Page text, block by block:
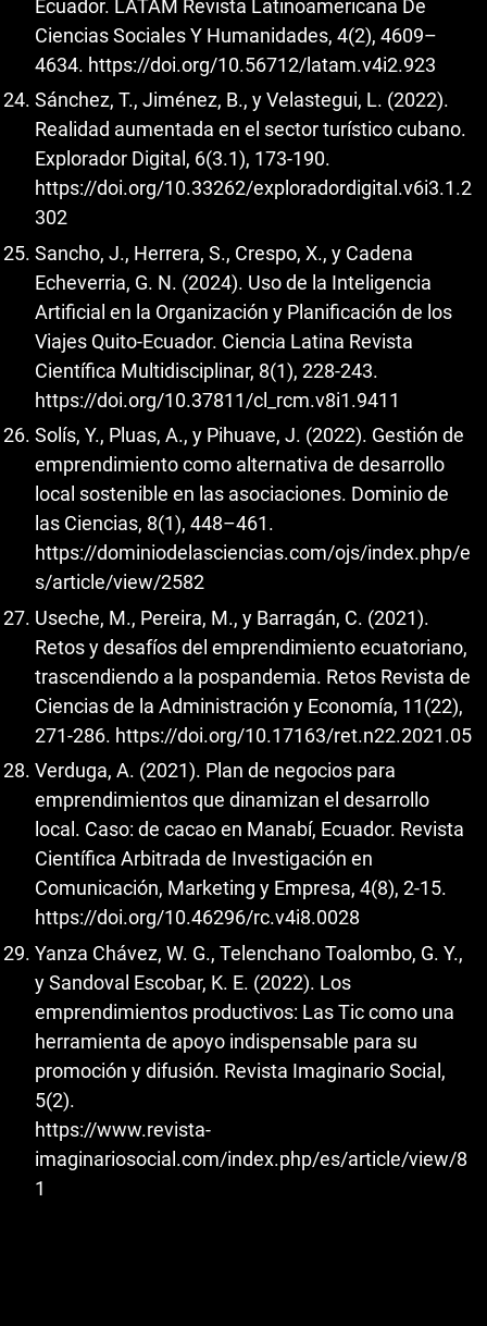
Ecuador. LATAM Revista Latinoamericana De
Ciencias Sociales Y Humanidades, 4(2), 4609–
4634. https://doi.org/10.56712/latam.v4i2.923
Sánchez, T., Jiménez, B., y Velastegui, L. (2022).
Realidad aumentada en el sector turístico cubano.
Explorador Digital, 6(3.1), 173-190.
https://doi.org/10.33262/exploradordigital.v6i3.1.2
302
Sancho, J., Herrera, S., Crespo, X., y Cadena
Echeverria, G. N. (2024). Uso de la Inteligencia
Artificial en la Organización y Planificación de los
Viajes Quito-Ecuador. Ciencia Latina Revista
Científica Multidisciplinar, 8(1), 228-243.
https://doi.org/10.37811/cl_rcm.v8i1.9411
Solís, Y., Pluas, A., y Pihuave, J. (2022). Gestión de
emprendimiento como alternativa de desarrollo
local sostenible en las asociaciones. Dominio de
las Ciencias, 8(1), 448–461.
https://dominiodelasciencias.com/ojs/index.php/e
s/article/view/2582
Useche, M., Pereira, M., y Barragán, C. (2021).
Retos y desafíos del emprendimiento ecuatoriano,
trascendiendo a la pospandemia. Retos Revista de
Ciencias de la Administración y Economía, 11(22),
271-286. https://doi.org/10.17163/ret.n22.2021.05
Verduga, A. (2021). Plan de negocios para
emprendimientos que dinamizan el desarrollo
local. Caso: de cacao en Manabí, Ecuador. Revista
Científica Arbitrada de Investigación en
Comunicación, Marketing y Empresa, 4(8), 2-15.
https://doi.org/10.46296/rc.v4i8.0028
Yanza Chávez, W. G., Telenchano Toalombo, G. Y.,
y Sandoval Escobar, K. E. (2022). Los
emprendimientos productivos: Las Tic como una
herramienta de apoyo indispensable para su
promoción y difusión. Revista Imaginario Social,
5(2).
https://www.revista-
imaginariosocial.com/index.php/es/article/view/8
1